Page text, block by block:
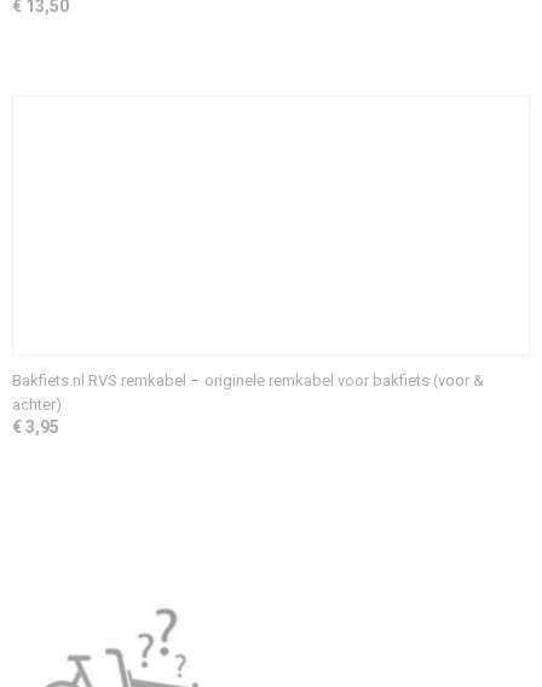
€ 13,50
Bakfiets.nl RVS remkabel – originele remkabel voor bakfiets (voor &
achter)
€ 3,95